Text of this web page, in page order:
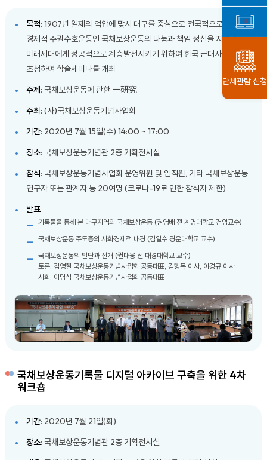
단체관람 신청
목적: 1907년 일제의 억압에 맞서 대구를 중심으로 전국적으로 확산된
경제적 주권수호운동인 국채보상운동의 나눔과 책임 정신을 지역민과
미래세대에게 성공적으로 계승·발전시키기 위하여 한국 근대사 전공자를
초청하여 학술세미나를 개최
주제: 국채보상운동에 관한 一硏究
주최: (사)국채보상운동기념사업회
기간: 2020년 7월 15일(수) 14:00 ~ 17:00
장소: 국채보상운동기념관 2층 기획전시실
참석: 국채보상운동기념사업회 운영위원 및 임직원, 기타 국채보상운동
연구자 또는 관계자 등 20여명 (코로나-19로 인한 참석자 제한)
발표
기록물을 통해 본 대구지역의 국채보상운동 (권영배 전 계명대학교 겸임교수)
국채보상운동 주도층의 사회·경제적 배경 (김일수 경운대학교 교수)
국채보상운동의 발단과 전개 (권대웅 전 대경대학교 교수)
토론: 김영철 국채보상운동기념사업회 공동대표, 김형목 이사, 이경규 이사
사회: 이명식 국채보상운동기념사업회 공동대표
국채보상운동기록물 디지털 아카이브 구축을 위한 4차
워크숍
기간: 2020년 7월 21일(화)
장소: 국채보상운동기념관 2층 기획전시실